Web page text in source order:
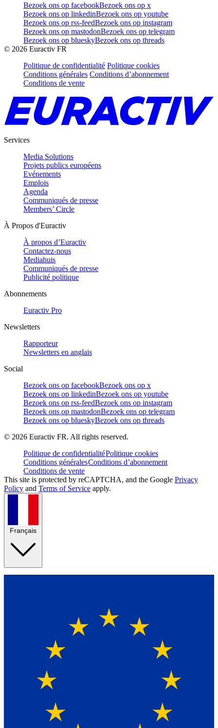
Bezoek ons op facebookBezoek ons op x
Bezoek ons op linkedinBezoek ons op youtube
Bezoek ons op rss-feedBezoek ons op instagram
Bezoek ons op mastodonBezoek ons op telegram
Bezoek ons op blueskyBezoek ons op threads
© 2026 Euractiv FR
Politique de confidentialité Politique cookies
Conditions générales Conditions d’abonnement
Conditions de vente
Services
Media Solutions
Projets publics européens
Evénements
Emplois
Agenda
Communiqués de presse
Members’ Circle
À Propos d'Euractiv
À propos d’Euractiv
Contactez-nous
Mediahuis
Communiqués de presse
Publicité politique
Abonnements
Euractiv Pro
Newsletters
Rapporteur
Newsletters en anglais
Social
Bezoek ons op facebookBezoek ons op x
Bezoek ons op linkedinBezoek ons op youtube
Bezoek ons op rss-feedBezoek ons op instagram
Bezoek ons op mastodonBezoek ons op telegram
Bezoek ons op blueskyBezoek ons op threads
© 2026 Euractiv FR. All rights reserved.
Politique de confidentialitéPolitique cookies
Conditions généralesConditions d’abonnement
Conditions de vente
This site is protected by reCAPTCHA, and the Google Privacy
Policy and Terms of Service apply.
Français